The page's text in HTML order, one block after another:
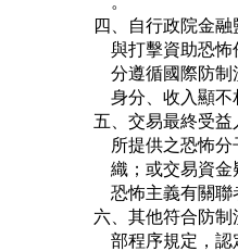
四、自行政院金
與打擊資助恐
分遵循國際防
身分、收入顯
五、交易最終受
所提供之恐怖
織；或交易資
恐怖主義有關
六、其他符合防
部程序規定，